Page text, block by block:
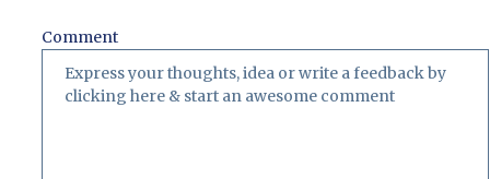
Comment